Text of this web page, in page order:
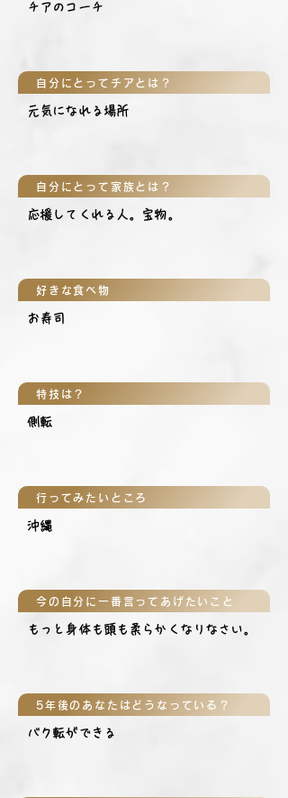
チアのコーチ
自分にとってチアとは？
元気になれる場所
自分にとって家族とは？
応援してくれる人。宝物。
好きな食べ物
お寿司
特技は？
側転
行ってみたいところ
沖縄
今の自分に一番言ってあげたいこと
もっと身体も頭も柔らかくなりなさい。
5年後のあなたはどうなっている？
バク転ができる